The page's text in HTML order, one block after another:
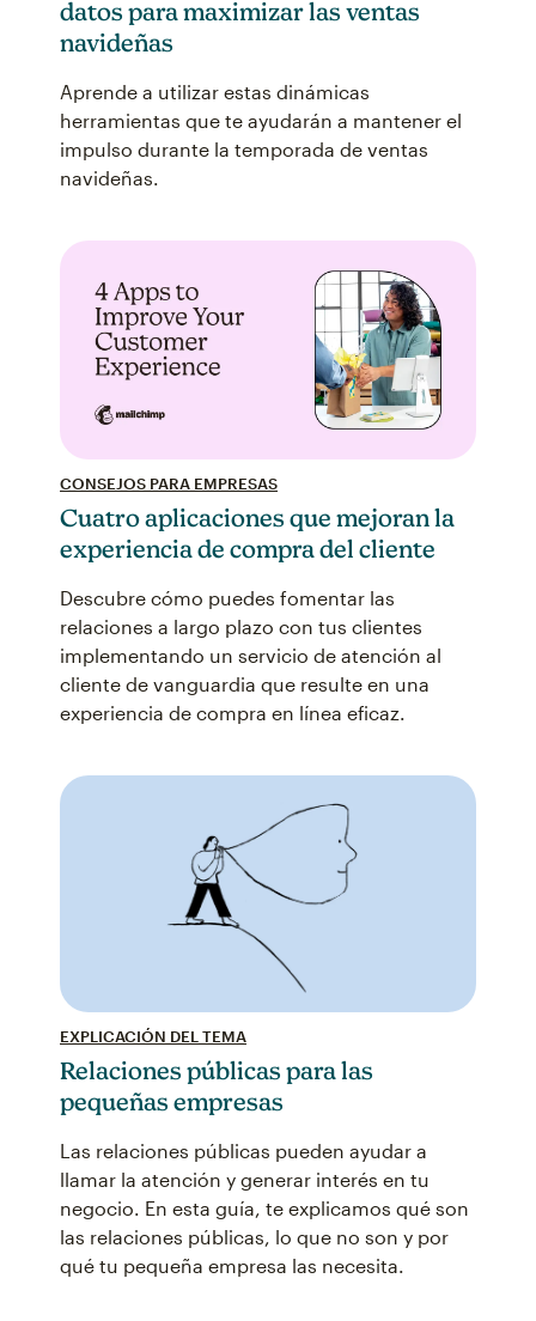
datos para maximizar las ventas
navideñas
Aprende a utilizar estas dinámicas
herramientas que te ayudarán a mantener el
impulso durante la temporada de ventas
navideñas.
CONSEJOS PARA EMPRESAS
Cuatro aplicaciones que mejoran la
experiencia de compra del cliente
Descubre cómo puedes fomentar las
relaciones a largo plazo con tus clientes
implementando un servicio de atención al
cliente de vanguardia que resulte en una
experiencia de compra en línea eficaz.
EXPLICACIÓN DEL TEMA
Relaciones públicas para las
pequeñas empresas
Las relaciones públicas pueden ayudar a
llamar la atención y generar interés en tu
negocio. En esta guía, te explicamos qué son
las relaciones públicas, lo que no son y por
qué tu pequeña empresa las necesita.